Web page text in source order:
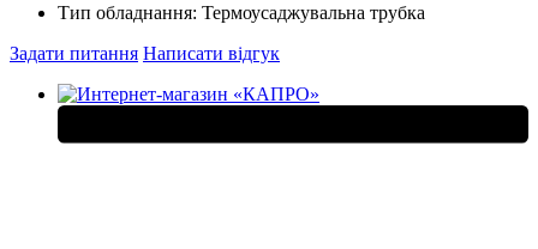
Тип обладнання: Термоусаджувальна трубка
Задати питання Написати відгук